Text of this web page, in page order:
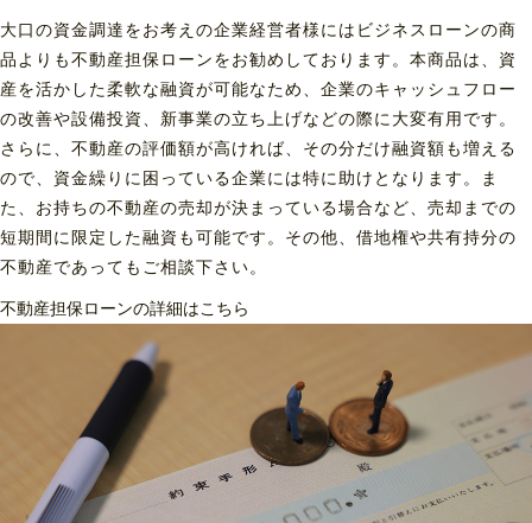
大口の資金調達をお考えの企業経営者様にはビジネスローンの商
品よりも不動産担保ローンをお勧めしております。本商品は、資
産を活かした柔軟な融資が可能なため、企業のキャッシュフロー
の改善や設備投資、新事業の立ち上げなどの際に大変有用です。
さらに、不動産の評価額が高ければ、その分だけ融資額も増える
ので、資金繰りに困っている企業には特に助けとなります。ま
た、お持ちの不動産の売却が決まっている場合など、売却までの
短期間に限定した融資も可能です。その他、借地権や共有持分の
不動産であってもご相談下さい。
不動産担保ローンの詳細はこちら